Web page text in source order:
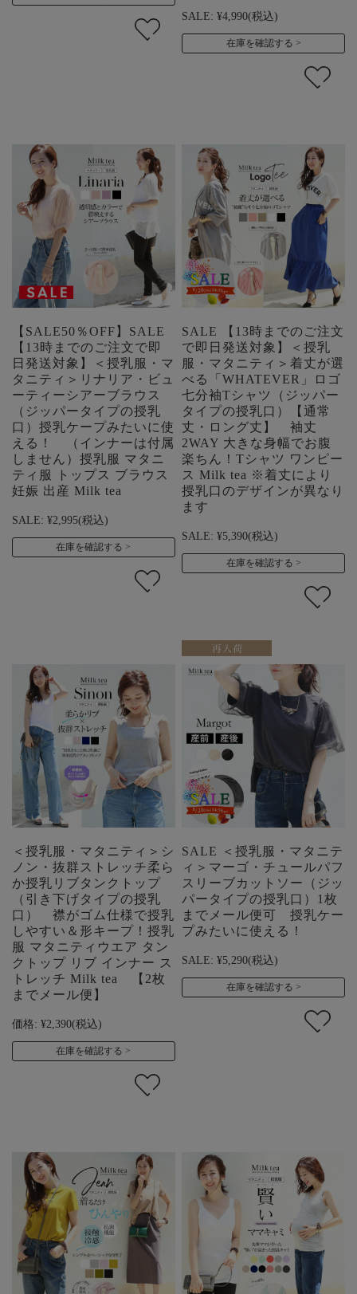
SALE: ¥4,990(税込)
在庫を確認する
【SALE50％OFF】SALE
【13時までのご注文で即
日発送対象】＜授乳服・マ
タニティ＞リナリア・ビュ
ーティーシアーブラウス
（ジッパータイプの授乳
口）授乳ケープみたいに使
える！ （インナーは付属
しません）授乳服 マタニ
ティ服 トップス ブラウス
妊娠 出産 Milk tea
SALE: ¥2,995(税込)
在庫を確認する
SALE 【13時までのご注文
で即日発送対象】＜授乳
服・マタニティ＞着丈が選
べる「WHATEVER」ロゴ
七分袖Tシャツ（ジッパー
タイプの授乳口）【通常
丈・ロング丈】 袖丈
2WAY 大きな身幅でお腹
楽ちん！Tシャツ ワンピー
ス Milk tea ※着丈により
授乳口のデザインが異なり
ます
SALE: ¥5,390(税込)
在庫を確認する
＜授乳服・マタニティ＞シ
ノン・抜群ストレッチ柔ら
か授乳リブタンクトップ
（引き下げタイプの授乳
口） 襟がゴム仕様で授乳
しやすい＆形キープ！授乳
服 マタニティウエア タン
クトップ リブ インナー ス
トレッチ Milk tea 【2枚
までメール便】
価格: ¥2,390(税込)
在庫を確認する
SALE ＜授乳服・マタニテ
ィ＞マーゴ・チュールパフ
スリーブカットソー（ジッ
パータイプの授乳口）1枚
までメール便可 授乳ケー
プみたいに使える！
SALE: ¥5,290(税込)
在庫を確認する